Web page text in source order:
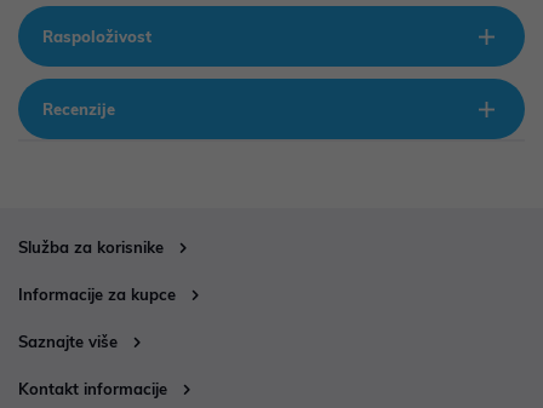
Raspoloživost
Recenzije
Služba za korisnike
Informacije za kupce
Saznajte više
Kontakt informacije